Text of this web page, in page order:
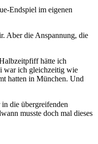
Endspiel im eigenen
Aber die Anspannung, die
hätte ich
war ich gleichzeitig wie
hatten in München. Und
die übergreifenden
musste doch mal dieses